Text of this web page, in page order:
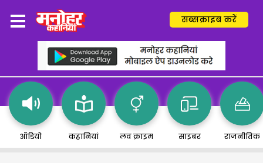
सब्सक्राइब करें
ऑडियो कहानियां लव क्राइम साइबर राजनीतिक